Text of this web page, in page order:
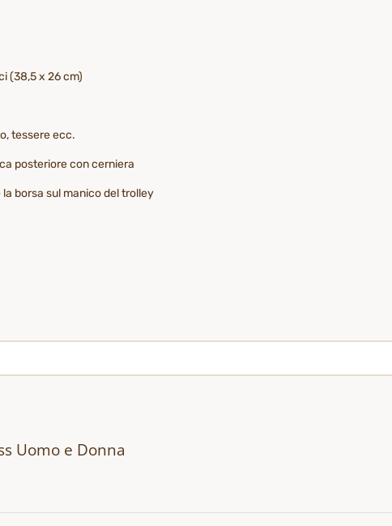
(38,5 x 26 cm)
tessere ecc.
posteriore con cerniera
borsa sul manico del trolley
Uomo e Donna